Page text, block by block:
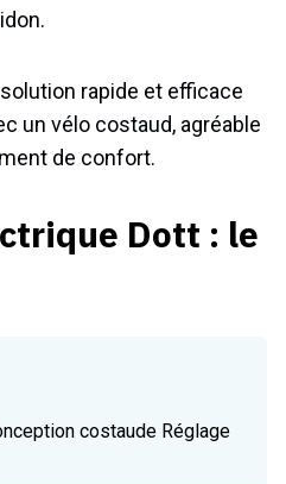
rapide et efficace
un vélo costaud, agréable
de confort.
Dott : le
costaude Réglage